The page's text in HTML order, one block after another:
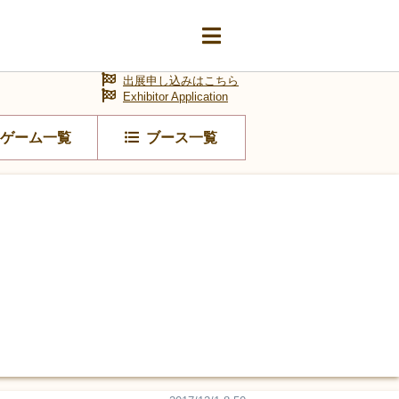
ゲーム一覧 ブース一覧
出展申し込みはこちら
Exhibitor Application